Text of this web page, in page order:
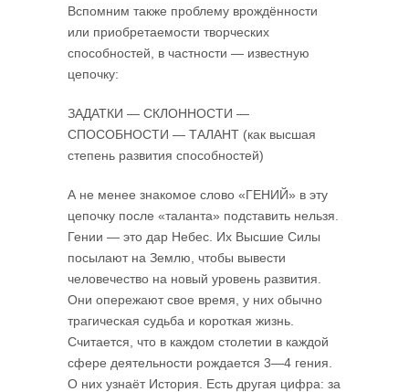
Вспомним также проблему врождённости
или приобретаемости творческих
способностей, в частности — известную
цепочку:
ЗАДАТКИ — СКЛОННОСТИ —
СПОСОБНОСТИ — ТАЛАНТ (как высшая
степень развития способностей)
А не менее знакомое слово «ГЕНИЙ» в эту
цепочку после «таланта» подста­вить нельзя.
Гении — это дар Небес. Их Высшие Силы
посылают на Землю, чтобы вывести
человечество на новый уровень развития.
Они опережают свое время, у них обычно
трагическая судьба и короткая жизнь.
Считается, что в каждом столетии в каждой
сфере деятельности рождается 3—4 гения.
О них узнаёт История. Есть другая цифра: за